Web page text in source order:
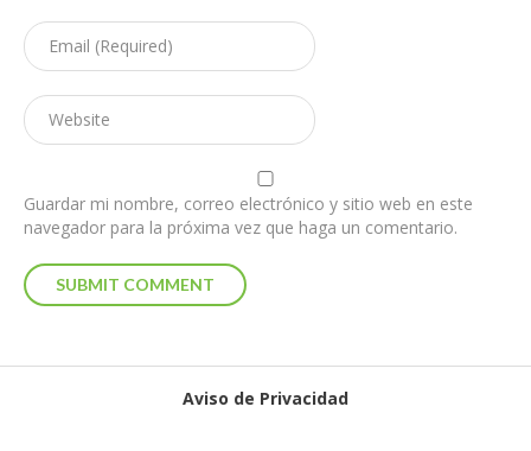
Guardar mi nombre, correo electrónico y sitio web en este
navegador para la próxima vez que haga un comentario.
Aviso de Privacidad